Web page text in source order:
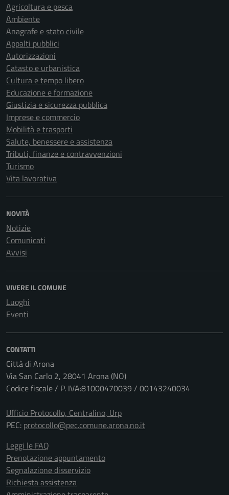
Agricoltura e pesca
Ambiente
Anagrafe e stato civile
Appalti pubblici
Autorizzazioni
Catasto e urbanistica
Cultura e tempo libero
Educazione e formazione
Giustizia e sicurezza pubblica
Imprese e commercio
Mobilità e trasporti
Salute, benessere e assistenza
Tributi, finanze e contravvenzioni
Turismo
Vita lavorativa
NOVITÀ
Notizie
Comunicati
Avvisi
VIVERE IL COMUNE
Luoghi
Eventi
CONTATTI
Città di Arona
Via San Carlo 2, 28041 Arona (NO)
Codice fiscale / P. IVA:81000470039 / 00143240034
Ufficio Protocollo, Centralino, Urp
PEC: protocollo@pec.comune.arona.no.it
Leggi le FAQ
Prenotazione appuntamento
Segnalazione disservizio
Richiesta assistenza